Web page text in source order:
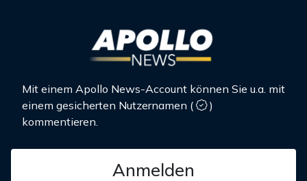
Mit einem Apollo News-Account können Sie u.a. mit
einem gesicherten Nutzernamen (
)
kommentieren.
Anmelden